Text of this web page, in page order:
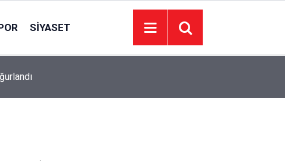
SIYASET